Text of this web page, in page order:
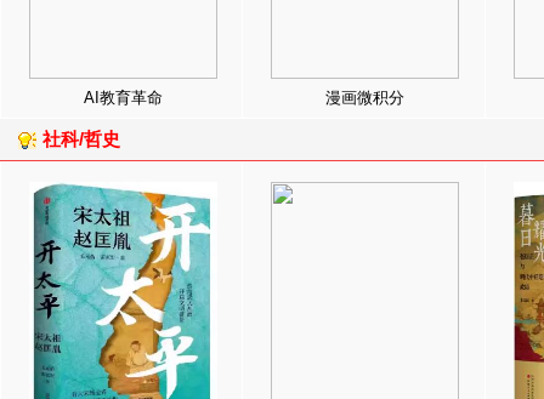
AI教育革命 漫画微积分
社科/哲史